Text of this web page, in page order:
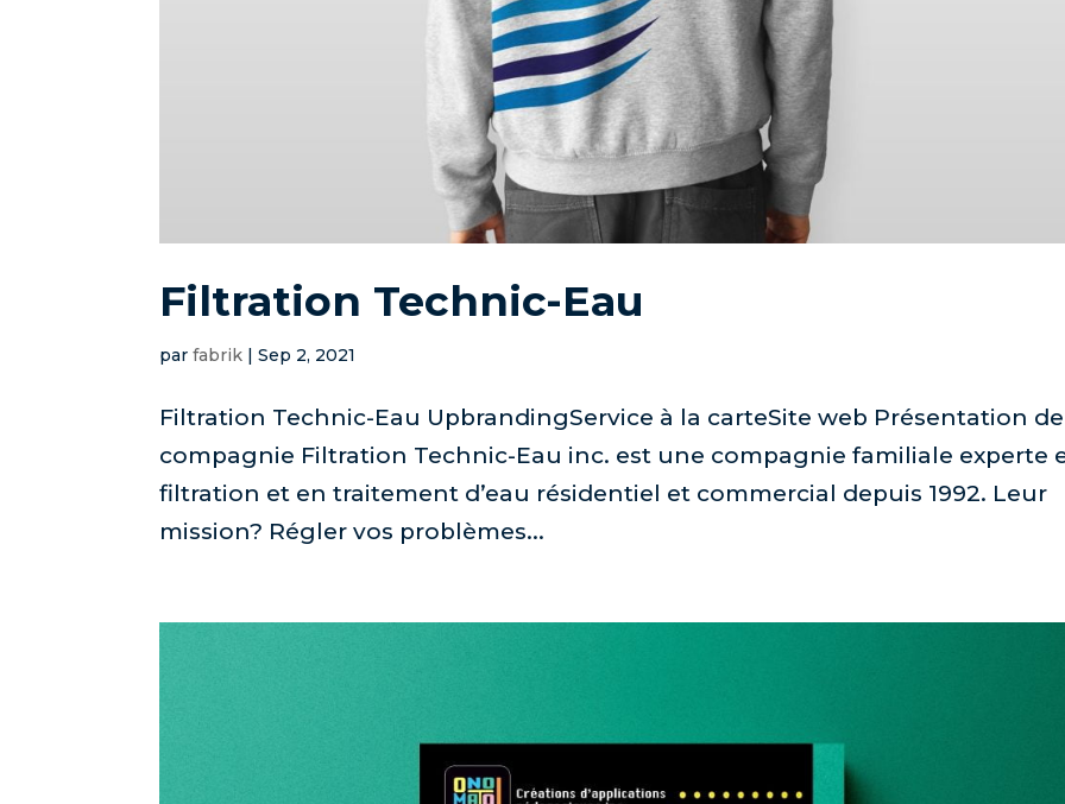
Filtration Technic-Eau
parfabrik |Sep 2, 2021
Filtration Technic-Eau UpbrandingService à la carteSite web Présentation
compagnie Filtration Technic-Eau inc. est une compagnie familiale experte
filtration et en traitement d’eau résidentiel et commercial depuis 1992. Leur
mission? Régler vos problèmes...